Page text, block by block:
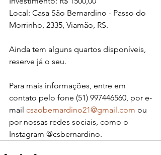
Local: Casa São Bernardino - Passo do
Morrinho, 2335, Viamão, RS.
Ainda tem alguns quartos disponíveis,
reserve já o seu.
Para mais informações, entre em
contato pelo fone (51) 997446560, por e-
mail csaobernardino21@gmail.com ou
por nossas redes sociais, como o
Instagram @csbernardino.